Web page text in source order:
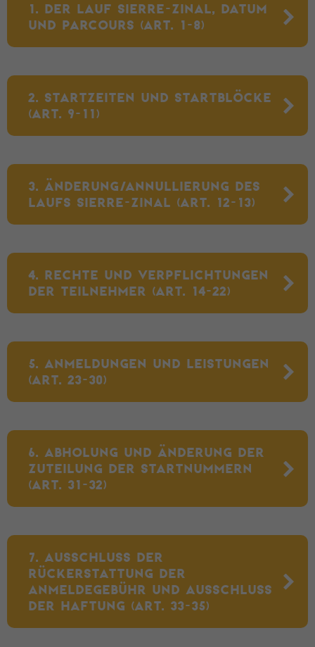
1. DER LAUF SIERRE-ZINAL, DATUM
UND PARCOURS (ART. 1-8)
2. STARTZEITEN UND STARTBLÖCKE
(ART. 9-11)
3. ÄNDERUNG/ANNULLIERUNG DES
LAUFS SIERRE-ZINAL (ART. 12-13)
4. RECHTE UND VERPFLICHTUNGEN
DER TEILNEHMER (ART. 14-22)
5. ANMELDUNGEN UND LEISTUNGEN
(ART. 23-30)
6. ABHOLUNG UND ÄNDERUNG DER
ZUTEILUNG DER STARTNUMMERN
(ART. 31-32)
7. AUSSCHLUSS DER
RÜCKERSTATTUNG DER
ANMELDEGEBÜHR UND AUSSCHLUSS
DER HAFTUNG (ART. 33-35)